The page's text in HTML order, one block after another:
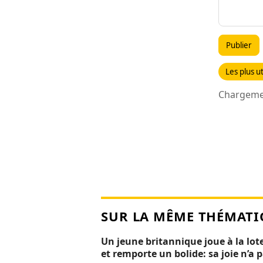
Publier
Les plus
SUR LA MÊME
Un jeune britannique joue à la
et remporte un bolide: sa joie n’a